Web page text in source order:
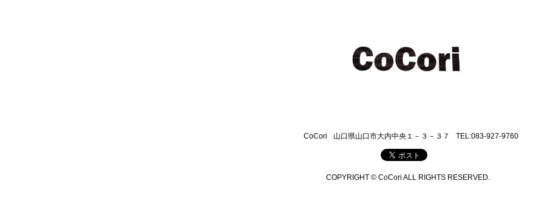
CoCori 山口県山口市大内中央１－３－３７ TEL:083-927-9760
COPYRIGHT © CoCori ALL RIGHTS RESERVED.